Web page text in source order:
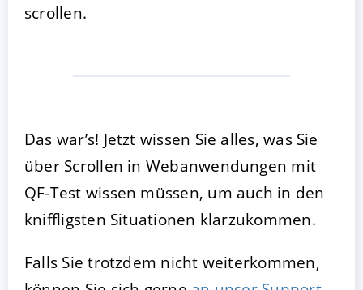
scrollen.
Das war’s! Jetzt wissen Sie alles, was Sie
über Scrollen in Webanwendungen mit
QF-Test wissen müssen, um auch in den
kniffligsten Situationen klarzukommen.
Falls Sie trotzdem nicht weiterkommen,